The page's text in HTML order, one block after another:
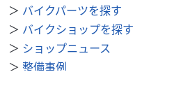
＞ バイクパーツを探す
＞ バイクショップを探す
＞ ショップニュース
＞ 整備事例